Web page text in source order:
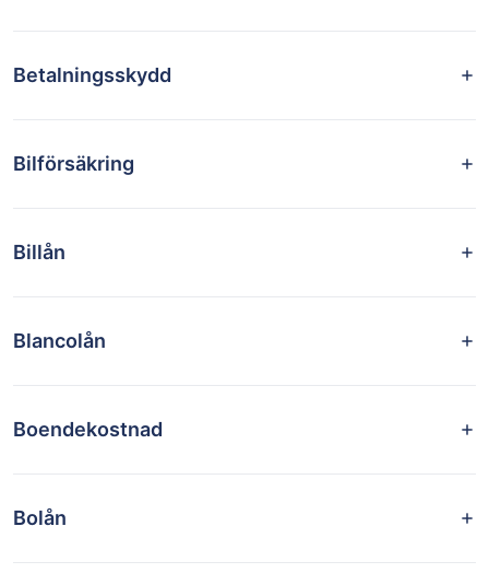
Betalningsskydd
Bilförsäkring
Billån
Blancolån
Boendekostnad
Bolån